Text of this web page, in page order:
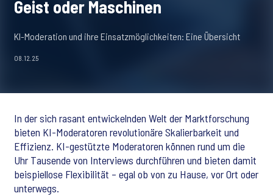
Geist oder Maschinen
KI-Moderation und ihre Einsatzmöglichkeiten: Eine Übersicht
08.12.25
In der sich rasant entwickelnden Welt der Marktforschung
bieten KI-Moderatoren revolutionäre Skalierbarkeit und
Effizienz. KI-gestützte Moderatoren können rund um die
Uhr Tausende von Interviews durchführen und bieten damit
beispiellose Flexibilität – egal ob von zu Hause, vor Ort oder
unterwegs.